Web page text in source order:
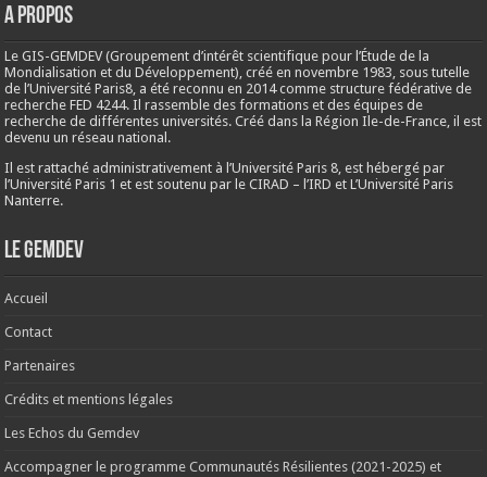
A propos
Le GIS-GEMDEV (Groupement d’intérêt scientifique pour l’Étude de la
Mondialisation et du Développement), créé ennovembre 1983, sous tutelle
de l’Université Paris8, a été reconnu en 2014 comme structure fédérative de
recherche FED 4244. Il rassemble des formations et des équipes de
recherche de différentes universités. Créé dans la Région Ile-de-France, il est
devenu un réseau national.
Il est rattaché administrativement à l’Université Paris 8, est hébergé par
l’Université Paris 1 et est soutenu par le CIRAD – l’IRD et L’Université Paris
Nanterre.
Le Gemdev
Accueil
Contact
Partenaires
Crédits et mentions légales
Les Echos du Gemdev
Accompagner le programme Communautés Résilientes (2021-2025) et